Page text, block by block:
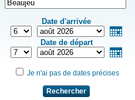
Date d'arrivée
Date de départ
Je n'ai pas de dates précises
Rechercher